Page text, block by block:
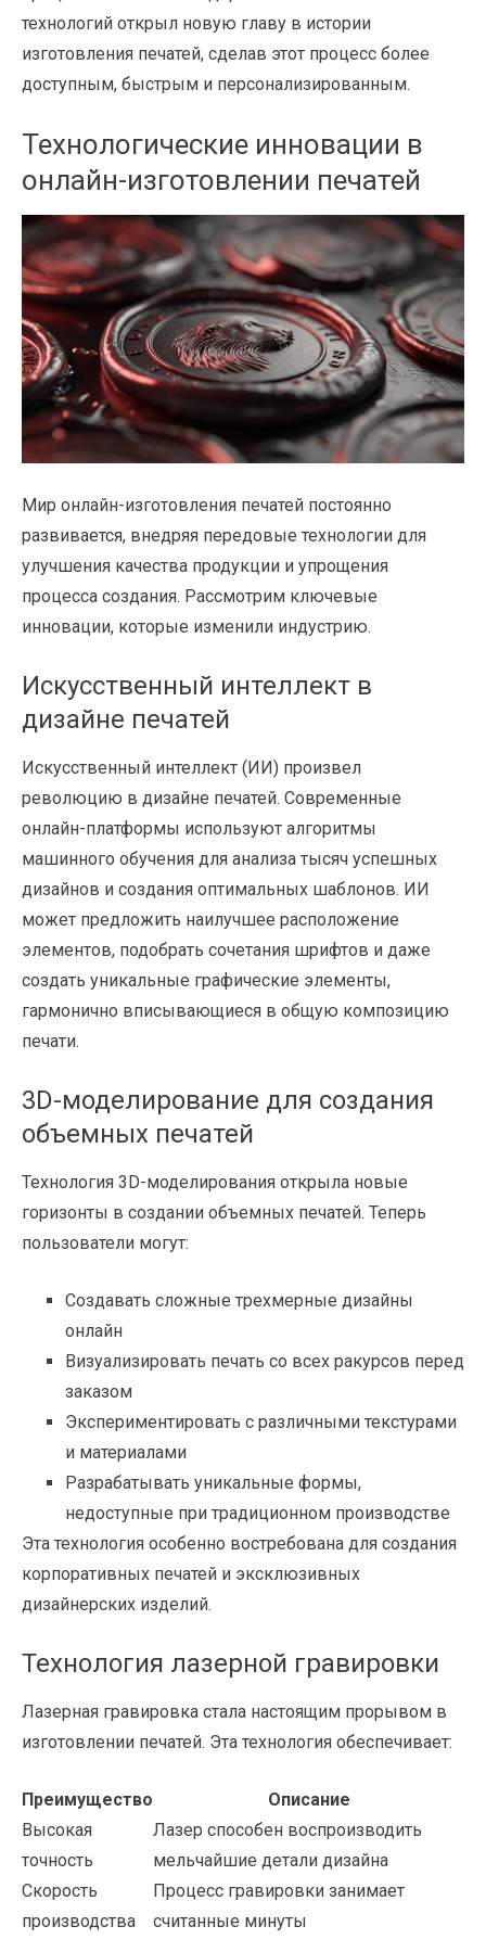
технологий открыл новую главу в истории
изготовления печатей, сделав этот процесс более
доступным, быстрым и персонализированным.
Технологические инновации в
онлайн-изготовлении печатей
Мир онлайн-изготовления печатей постоянно
развивается, внедряя передовые технологии для
улучшения качества продукции и упрощения
процесса создания. Рассмотрим ключевые
инновации, которые изменили индустрию.
Искусственный интеллект в
дизайне печатей
Искусственный интеллект (ИИ) произвел
революцию в дизайне печатей. Современные
онлайн-платформы используют алгоритмы
машинного обучения для анализа тысяч успешных
дизайнов и создания оптимальных шаблонов. ИИ
может предложить наилучшее расположение
элементов, подобрать сочетания шрифтов и даже
создать уникальные графические элементы,
гармонично вписывающиеся в общую композицию
печати.
3D-моделирование для создания
объемных печатей
Технология 3D-моделирования открыла новые
горизонты в создании объемных печатей. Теперь
пользователи могут:
Создавать сложные трехмерные дизайны
онлайн
Визуализировать печать со всех ракурсов перед
заказом
Экспериментировать с различными текстурами
и материалами
Разрабатывать уникальные формы,
недоступные при традиционном производстве
Эта технология особенно востребована для создания
корпоративных печатей и эксклюзивных
дизайнерских изделий.
Технология лазерной гравировки
Лазерная гравировка стала настоящим прорывом в
изготовлении печатей. Эта технология обеспечивает:
Преимущество
Описание
Высокая
точность
Лазер способен воспроизводить
мельчайшие детали дизайна
Скорость
производства
Процесс гравировки занимает
считанные минуты